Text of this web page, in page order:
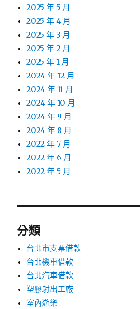
2025 年 5 月
2025 年 4 月
2025 年 3 月
2025 年 2 月
2025 年 1 月
2024 年 12 月
2024 年 11 月
2024 年 10 月
2024 年 9 月
2024 年 8 月
2022 年 7 月
2022 年 6 月
2022 年 5 月
分類
台北市支票借款
台北機車借款
台北汽車借款
塑膠射出工廠
室內遊樂